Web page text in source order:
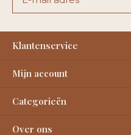
Klantenservice
Mijn account
Categorieën
Over ons